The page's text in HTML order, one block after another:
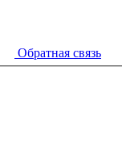
Обратная связь